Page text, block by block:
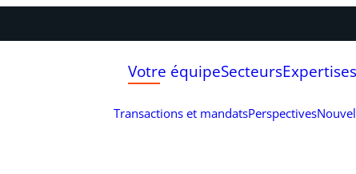
Votre équipeSecteursExpertises
Transactions et mandatsPerspectives